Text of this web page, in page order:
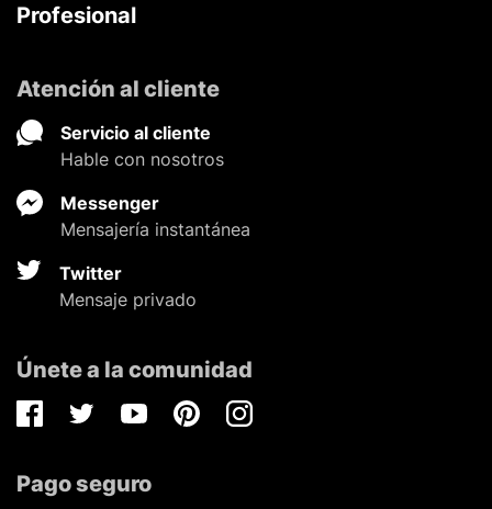
Profesional
Atención al cliente
Servicio al cliente
Hable con nosotros
Messenger
Mensajería instantánea
Twitter
Mensaje privado
Únete a la comunidad
FacebookTwitterYoutubePinterestInstagram
Pago seguro